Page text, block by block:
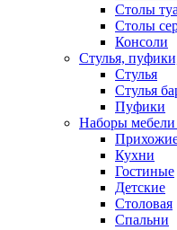
Столы
Столы
Консоли
Стулья,
Стулья
Стулья
Пуфики
Наборы мебели
Кухни
Гостиные
Детские
Столовая
Спальни